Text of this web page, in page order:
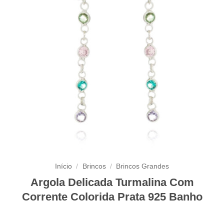
Início / Brincos / Brincos Grandes
Argola Delicada Turmalina Com
Corrente Colorida Prata 925 Banho